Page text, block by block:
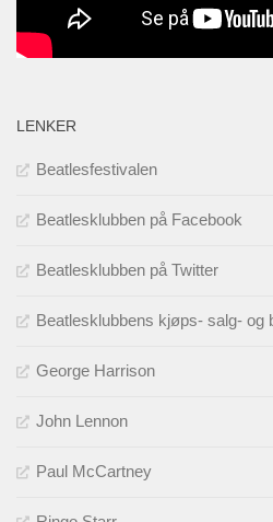
LENKER
Beatlesfestivalen
Beatlesklubben på Facebook
Beatlesklubben på Twitter
Beatlesklubbens kjøps- salg- og
George Harrison
John Lennon
Paul McCartney